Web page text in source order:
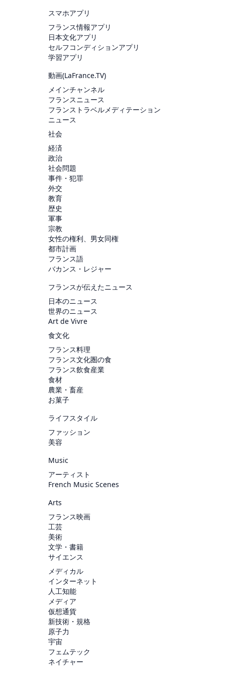
スマホアプリ
フランス情報アプリ
日本文化アプリ
セルフコンディションアプリ
学習アプリ
動画(LaFrance.TV)
メインチャンネル
フランスニュース
フランストラベルメディテーション
ニュース
社会
経済
政治
社会問題
事件・犯罪
外交
教育
歴史
軍事
宗教
女性の権利、男女同権
都市計画
フランス語
バカンス・レジャー
フランスが伝えたニュース
日本のニュース
世界のニュース
Art de Vivre
食文化
フランス料理
フランス文化圏の食
フランス飲食産業
食材
農業・畜産
お菓子
ライフスタイル
ファッション
美容
Music
アーティスト
French Music Scenes
Arts
フランス映画
工芸
美術
文学・書籍
サイエンス
メディカル
インターネット
人工知能
メディア
仮想通貨
新技術・規格
原子力
宇宙
フェムテック
ネイチャー